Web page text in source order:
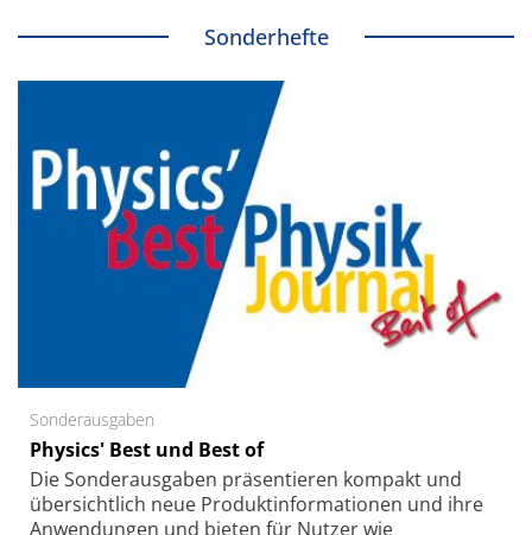
Sonderhefte
Sonderausgaben
Physics' Best und Best of
Die Sonder­ausgaben präsentieren kompakt und
übersichtlich neue Produkt­informationen und ihre
Anwendungen und bieten für Nutzer wie